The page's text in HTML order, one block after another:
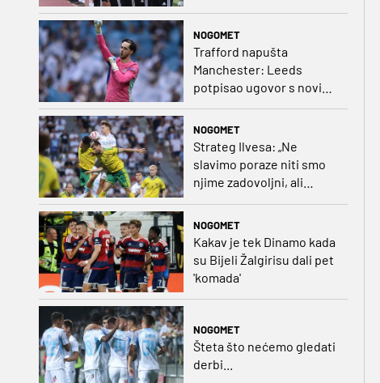
i veliki rezultat!“
NOGOMET
Trafford napušta
Manchester: Leeds
potpisao ugovor s novim
NOGOMET
Strateg Ilvesa: „Ne
slavimo poraze niti smo
njime zadovoljni, ali
NOGOMET
Kakav je tek Dinamo kada
su Bijeli Žalgirisu dali pet
'komada'
NOGOMET
Šteta što nećemo gledati
derbi...